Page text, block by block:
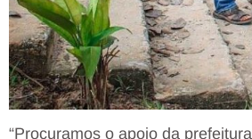
“Procuramos o apoio da